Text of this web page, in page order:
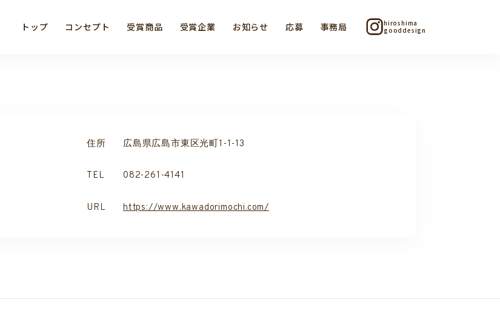
トップ コンセプト 受賞商品 受賞企業 お知らせ 応募 事務局
hiroshima
gooddesign
住所 広島県広島市東区光町1-1-13
TEL 082-261-4141
URL https://www.kawadorimochi.com/